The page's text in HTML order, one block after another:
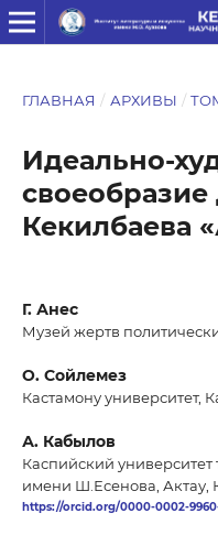
ГЛАВНАЯ / АРХИВЫ /
Идеально-
Кекилбаева
Г. Анес
Музей жертв
О. Сойлемез
Кастамону университет,
А. Кабылов
Каспийский
имени Ш.Есенова, Актау,
https://orcid.org/0000-0002-